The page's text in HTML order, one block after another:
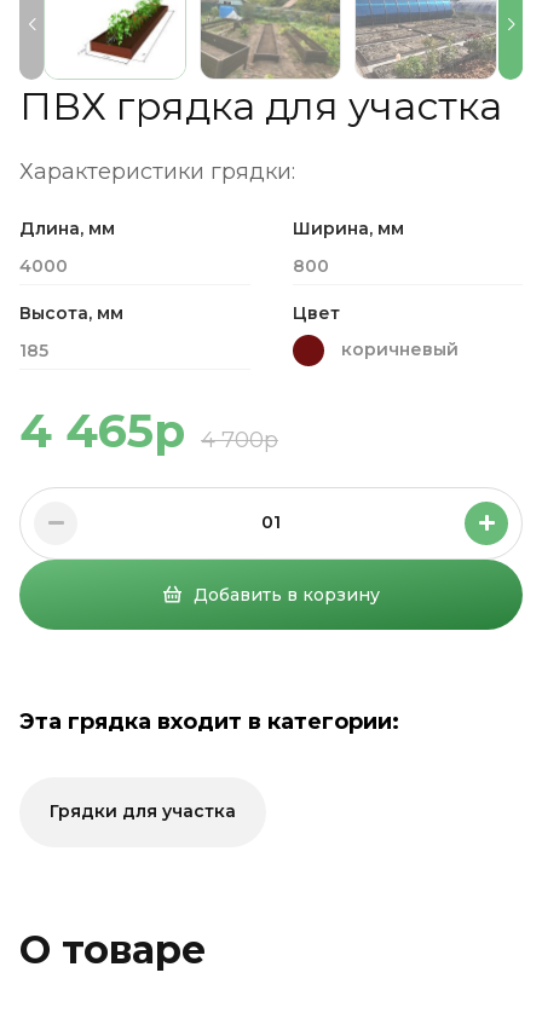
ПВХ грядка для участка
Характеристики грядки:
Длина, мм
4000
Ширина, мм
800
Высота, мм
185
Цвет
коричневый
4 465р 4 700р
01
Добавить в корзину
Эта грядка входит в категории:
Грядки для участка
О товаре